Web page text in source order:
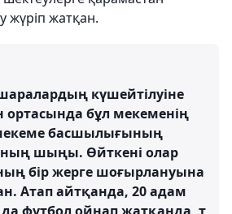
жүріп жатқан.
күшейтілуіне
ортасында бұл мекеменің
басшылығының
шыңы. Өйткені олар
бір жерге шоғырлануына
Атап айтқанда, 20 адам